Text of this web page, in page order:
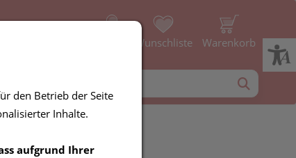
Wunschliste Warenkorb
den Betrieb der Seite
Inhalte.
aufgrund Ihrer